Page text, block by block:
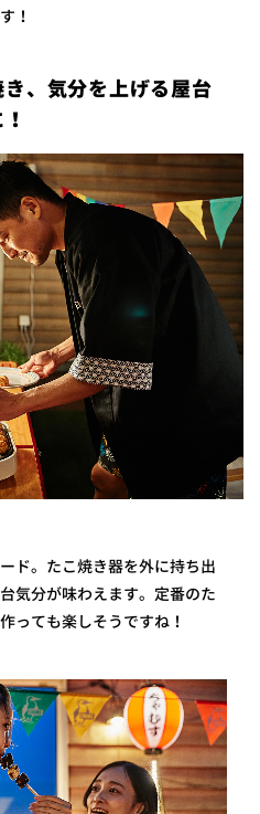
！
、気分を上げる屋台
ド。たこ焼き器を外に持ち出
気分が味わえます。定番のた
っても楽しそうですね！